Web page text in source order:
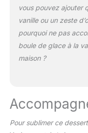
vous pouvez ajouter
vanille ou un zeste
pourquoi ne pas
boule de glace à la
maison ?
Pour sublimer ce